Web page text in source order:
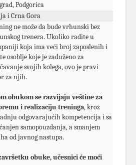
Podgorica
i Crna Gora
ne može da bude vrhunski bez
trenera. Ukoliko radite u
koja ima veći broj zaposlenih i
osoblje koje je zaduženo za
svojih kolega, ovo je pravi
za njih.
obukom se razvijaju veštine za
i realizaciju treninga, kroz
odgovarajućih kompetencija i sa
samopouzdanja, a smanjem
od javnog nastupa.
obuke, učesnici će moći